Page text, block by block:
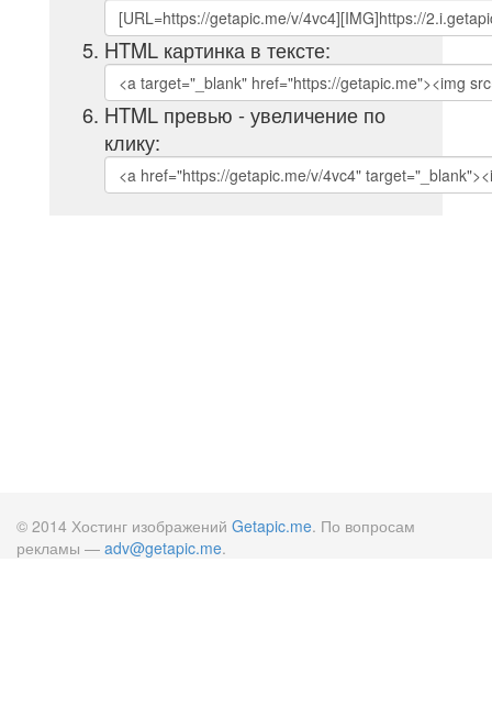
HTML картинка в тексте:
HTML превью - увеличение по
клику:
© 2014 Хостинг изображений Getapic.me. По вопросам
рекламы — adv@getapic.me.